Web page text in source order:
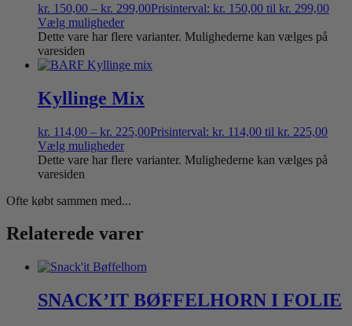
kr. 150,00 – kr. 299,00Prisinterval: kr. 150,00 til kr. 299,00
Vælg muligheder
Dette vare har flere varianter. Mulighederne kan vælges på
varesiden
Kyllinge Mix
kr. 114,00 – kr. 225,00Prisinterval: kr. 114,00 til kr. 225,00
Vælg muligheder
Dette vare har flere varianter. Mulighederne kan vælges på
varesiden
Ofte købt sammen med...
Relaterede varer
SNACK’IT BØFFELHORN I FOLIE